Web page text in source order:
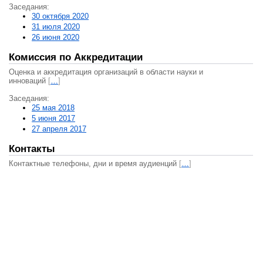
Заседания:
30 октября 2020
31 июля 2020
26 июня 2020
Комиссия по Аккредитации
Оценка и аккредитация организаций в области науки и
инноваций […]
Заседания:
25 мая 2018
5 июня 2017
27 апреля 2017
Контакты
Контактные телефоны, дни и время аудиенций […]